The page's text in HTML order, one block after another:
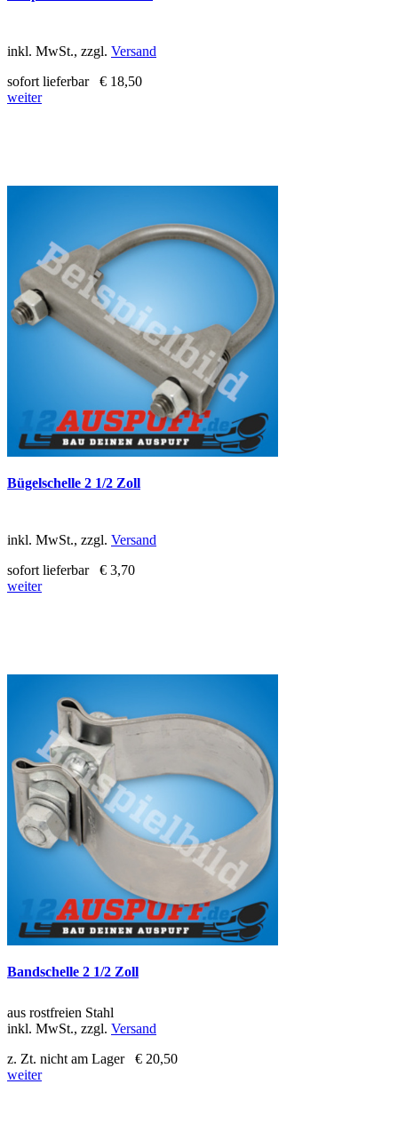
inkl. MwSt., zzgl. Versand
sofort lieferbar
€ 18,50
weiter
Bügelschelle 2 1/2 Zoll
inkl. MwSt., zzgl. Versand
sofort lieferbar
€ 3,70
weiter
Bandschelle 2 1/2 Zoll
aus rostfreien Stahl
inkl. MwSt., zzgl. Versand
z. Zt. nicht am Lager
€ 20,50
weiter